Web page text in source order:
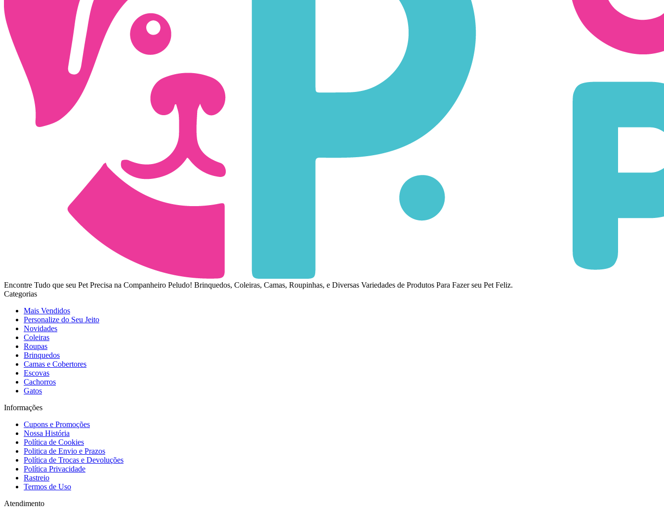
Encontre Tudo que seu Pet Precisa na Companheiro Peludo! Brinquedos, Coleiras, Camas, Roupinhas, e Diversas Variedades de Produtos Para Fazer seu Pet Feliz.
Categorias
Mais Vendidos
Personalize do Seu Jeito
Novidades
Coleiras
Roupas
Brinquedos
Camas e Cobertores
Escovas
Cachorros
Gatos
Informações
Cupons e Promoções
Nossa História
Política de Cookies
Politica de Envio e Prazos
Política de Trocas e Devoluções
Política Privacidade
Rastreio
Termos de Uso
Atendimento